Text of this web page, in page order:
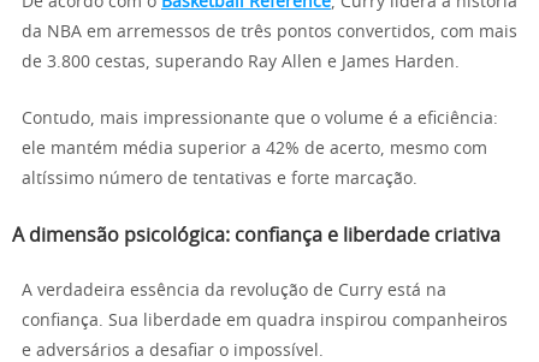
da NBA em arremessos de três pontos convertidos, com mais
de 3.800 cestas, superando Ray Allen e James Harden.
Contudo, mais impressionante que o volume é a eficiência:
ele mantém média superior a 42% de acerto, mesmo com
altíssimo número de tentativas e forte marcação.
A dimensão psicológica: confiança e liberdade criativa
A verdadeira essência da revolução de Curry está na
confiança. Sua liberdade em quadra inspirou companheiros
e adversários a desafiar o impossível.